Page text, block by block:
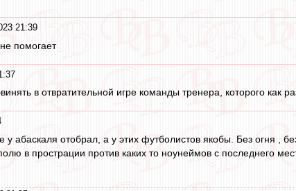
21:39
помогает
в отвратительной игре команды тренера, которого как
у абаскаля отобрал, а у этих футболистов якобы. Без огня ,
в прострации против каких то ноунеймов с последнего